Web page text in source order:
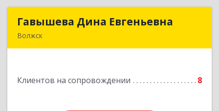
Гавышева Дина Евгеньевна
Волжск
Клиентов на сопровождении 8
Гавышева Дина Евгеньевна